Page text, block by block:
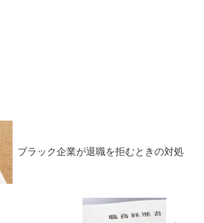
ブラック企業が退職を拒むときの対処